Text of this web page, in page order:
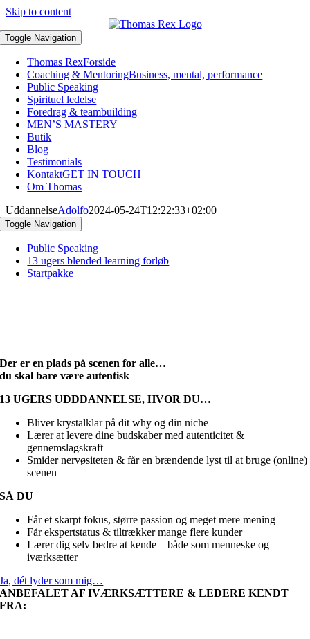
Skip to content
Toggle Navigation
Thomas RexForside
Coaching & MentoringBusiness, mental, performance
Public Speaking
Spirituel ledelse
Foredrag & teambuilding
MEN’S MASTERY
Butik
Blog
Testimonials
KontaktGET IN TOUCH
Om Thomas
UddannelseAdolfo2024-05-24T12:22:33+02:00
Toggle Navigation
Public Speaking
13 ugers blended learning forløb
Startpakke
Der er en plads på scenen for alle…
du skal bare være autentisk
13 UGERS UDDDANNELSE, HVOR DU…
Bliver krystalklar på dit why og din niche
Lærer at levere dine budskaber med autenticitet &
gennemslagskraft
Smider nervøsiteten & får en brændende lyst til at bruge (online)
scenen
SÅ DU
Får et skarpt fokus, større passion og meget mere mening
Får ekspertstatus & tiltrækker mange flere kunder
Lærer dig selv bedre at kende – både som menneske og
iværksætter
Ja, dét lyder som mig…
ANBEFALET AF IVÆRKSÆTTERE & LEDERE KENDT
FRA: